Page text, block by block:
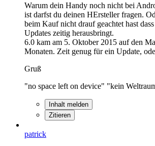
Warum dein Handy noch nicht bei
ist darfst du deinen HErsteller fragen.
beim Kauf nicht drauf geachtet hast
Updates zeitig herausbringt.
6.0 kam am 5. Oktober 2015 auf den
Monaten. Zeit genug für ein Update,
Gruß
"no space left on device" "kein
Inhalt melden
Zitieren
patrick